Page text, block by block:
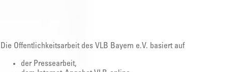
Die Öffentlichkeitsarbeit des VLB Bayern e.V. basiert auf
der Pressearbeit,